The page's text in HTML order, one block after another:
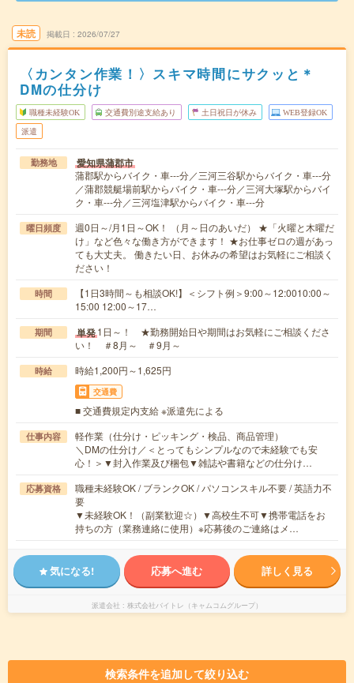
未読 掲載日 2026/07/27
〈カンタン作業！〉スキマ時間にサクッと＊
DMの仕分け
職種未経験OK 交通費別途支給あり 土日祝日が休み WEB登録OK
派遣
勤務地 愛知県蒲郡市
蒲郡駅からバイク・車---分／三河三谷駅からバイク・車---分
／蒲郡競艇場前駅からバイク・車---分／三河大塚駅からバイ
ク・車---分／三河塩津駅からバイク・車---分
曜日頻度
週0日～/月1日～OK！ （月～日のあいだ） ★「火曜と木曜だ
け」など色々な働き方ができます！ ★お仕事ゼロの週があっ
ても大丈夫。 働きたい日、お休みの希望はお気軽にご相談く
ださい！
時間
【1日3時間～も相談OK!】＜シフト例＞9:00～12:0010:00～
15:00 12:00～17…
期間 単発1日～！ ★勤務開始日や期間はお気軽にご相談くださ
い！ ＃8月～ ＃9月～
時給 時給1,200円～1,625円
交通費
■ 交通費規定内支給 ※派遣先による
仕事内容
軽作業（仕分け・ピッキング・検品、商品管理）
＼DMの仕分け／＜とってもシンプルなので未経験でも安
心！＞▼封入作業及び梱包▼雑誌や書籍などの仕分け…
応募資格
職種未経験OK / ブランクOK / パソコンスキル不要 / 英語力不
要
▼未経験OK！（副業歓迎☆）▼高校生不可▼携帯電話をお
持ちの方（業務連絡に使用）※応募後のご連絡はメ…
気になる! 応募へ進む 詳しく見る
派遣会社 株式会社バイトレ（キャムコムグループ）
検索条件を追加して絞り込む